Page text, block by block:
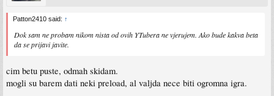
Patton2410 said: ↑
Dok sam ne probam nikom nista od ovih YTubera ne vjerujem. Ako bude kakva beta
da se prijavi javite.
cim betu puste, odmah skidam.
mogli su barem dati neki preload, al valjda nece biti ogromna igra.